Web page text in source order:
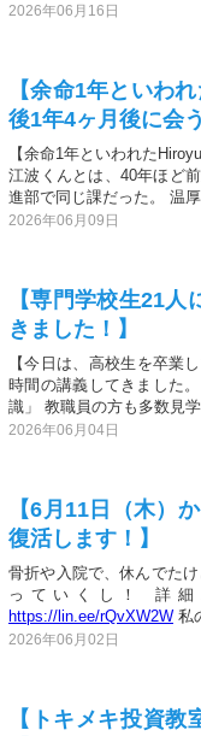
2026年06月16日
【余命1年といわ
後1年4ヶ月後に会う
【余命1年といわれた
江波くんとは、40年ほど
進部で同じ課だった。 温
2026年06月09日
【専門学校生21
きました！】
【今日は、高校生を卒業
時間の講義してきました
識」 教職員の方も多数見
2026年06月04日
【6月11日（木）
復活します！】
骨折や入院で、休んでた
っていくし！ 詳細
https://lin.ee/rQvXW2W 私
2026年06月02日
【トキメキ投資教